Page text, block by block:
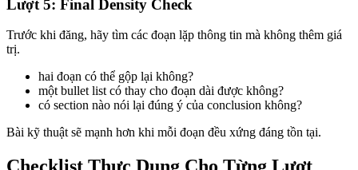
Lượt 5: Final Density Check
Trước khi đăng, hãy tìm các đoạn lặp thông tin mà không thêm giá
trị.
hai đoạn có thể gộp lại không?
một bullet list có thay cho đoạn dài được không?
có section nào nói lại đúng ý của conclusion không?
Bài kỹ thuật sẽ mạnh hơn khi mỗi đoạn đều xứng đáng tồn tại.